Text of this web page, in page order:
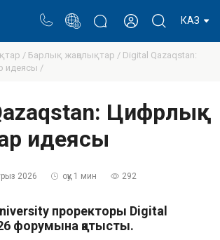
КАЗ
/ Барлық жаңалықтар / Digital Qazaqstan:
идеясы /
Цифрлық
идеясы
2026 оқу 1 мин 292
проректоры Digital
форумына қатысты.